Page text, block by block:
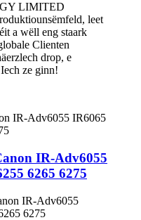
LIMITED
leet
a wëll eng staark
Clienten
drop, e
ze ginn!
IR-Adv6055
6265 6275
IR-Adv6055
6275